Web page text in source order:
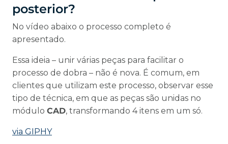
posterior?
No vídeo abaixo o processo completo é
apresentado.
Essa ideia – unir várias peças para facilitar o
processo de dobra – não é nova. É comum, em
clientes que utilizam este processo, observar esse
tipo de técnica, em que as peças são unidas no
módulo CAD, transformando 4 itens em um só.
via GIPHY